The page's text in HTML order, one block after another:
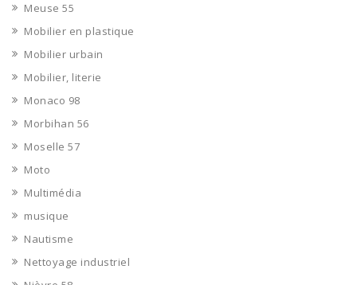
Meuse 55
Mobilier en plastique
Mobilier urbain
Mobilier, literie
Monaco 98
Morbihan 56
Moselle 57
Moto
Multimédia
musique
Nautisme
Nettoyage industriel